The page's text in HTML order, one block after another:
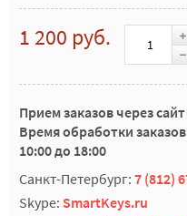
1 200 руб.
Прием заказов через
Время обработки
10:00 до 18:00
Санкт-Петербург: 7 (812)
Skype: SmartKeys.ru